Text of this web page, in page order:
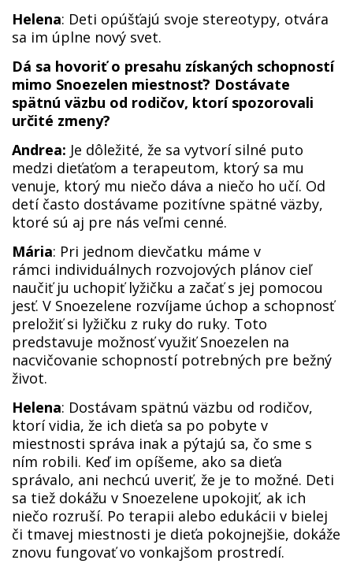
Helena: Deti opúšťajú svoje stereotypy, otvára
sa im úplne nový svet.
Dá sa hovoriť o presahu získaných schopností
mimo Snoezelen miestnosť? Dostávate
spätnú väzbu od rodičov, ktorí spozorovali
určité zmeny?
Andrea: Je dôležité, že sa vytvorí silné puto
medzi dieťaťom a terapeutom, ktorý sa mu
venuje, ktorý mu niečo dáva a niečo ho učí. Od
detí často dostávame pozitívne spätné väzby,
ktoré sú aj pre nás veľmi cenné.
Mária: Pri jednom dievčatku máme v
rámci individuálnych rozvojových plánov cieľ
naučiť ju uchopiť lyžičku a začať s jej pomocou
jesť. V Snoezelene rozvíjame úchop a schopnosť
preložiť si lyžičku z ruky do ruky. Toto
predstavuje možnosť využiť Snoezelen na
nacvičovanie schopností potrebných pre bežný
život.
Helena: Dostávam spätnú väzbu od rodičov,
ktorí vidia, že ich dieťa sa po pobyte v
miestnosti správa inak a pýtajú sa, čo sme s
ním robili. Keď im opíšeme, ako sa dieťa
správalo, ani nechcú uveriť, že je to možné. Deti
sa tiež dokážu v Snoezelene upokojiť, ak ich
niečo rozruší. Po terapii alebo edukácii v bielej
či tmavej miestnosti je dieťa pokojnejšie, dokáže
znovu fungovať vo vonkajšom prostredí.